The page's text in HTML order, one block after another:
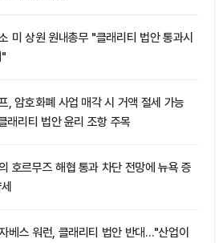
미 상원 원내총무 "클래리티 법안 통과시
, 암호화폐 사업 매각 시 거액 절세 가능
래리티 법안 윤리 조항 주목
호르무즈 해협 통과 차단 전망에 뉴욕 증
베스 워런, 클래리티 법안 반대…"산업이